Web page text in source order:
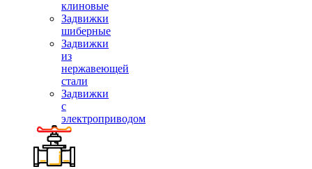
клиновые
Задвижки
шиберные
Задвижки
из
нержавеющей
стали
Задвижки
с
электроприводом